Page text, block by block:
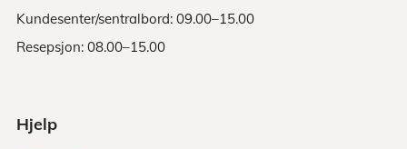
Kundesenter/sentralbord: 09.00–15.00
Resepsjon: 08.00–15.00
Hjelp